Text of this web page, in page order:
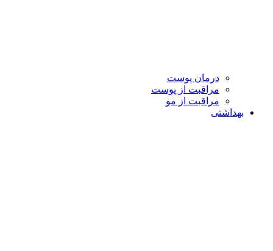
درمان پوست
مراقبت از پوست
مراقبت از مو
بهداشتی